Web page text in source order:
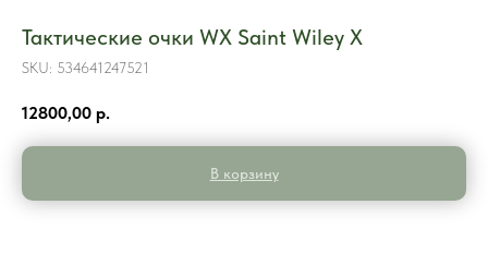
Тактические очки WX Saint Wiley X
SKU: 534641247521
12800,00 р.
В корзину